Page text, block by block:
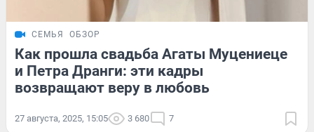
СЕМЬЯ ОБЗОР
Как прошла свадьба Агаты Муцениеце
и Петра Дранги: эти кадры
возвращают веру в любовь
27 августа, 2025, 15:05 3 680 7